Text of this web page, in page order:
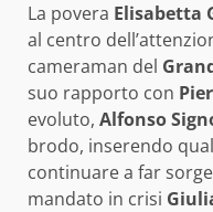
La povera Elisabetta
al centro
cameraman del
suo rapporto con
evoluto, Alfonso
brodo, inserendo
continuare a far
mandato in crisi